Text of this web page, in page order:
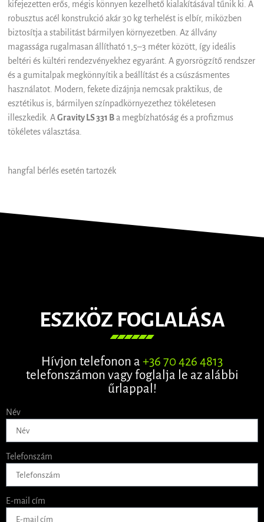
kifejezetten erős, mégis könnyen kezelhető kialakításával tűnik ki. A
robusztus acél konstrukció akár 30 kg terhelést is elbír, miközben
biztosítja a stabilitást bármilyen környezetben. Az állvány
magassága rugalmasan állítható 1,5–3 méter között, így ideális
beltéri és kültéri rendezvényekhez egyaránt. A gyorsrögzítő rendszer
és a gumitalpak megkönnyítik a beállítást és a csúszásmentes
használatot. Modern, fekete dizájnja nemcsak praktikus, de
esztétikus is, bármilyen színpadkörnyezethez tökéletesen
illeszkedik. AGravity LS 331 Ba megbízhatóság és a profizmus
tökéletes választása.
hangfal bérlés esetén tartozék
ESZKÖZ FOGLALÁSA
Hívjon telefonon a +36 70 426 4813
telefonszámon vagy foglalja le az alábbi
űrlappal!
Név
Telefonszám
E-mail cím